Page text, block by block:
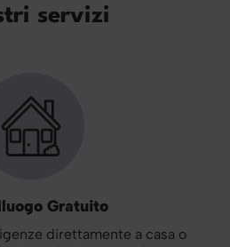
servizi
Gratuito
direttamente a casa o